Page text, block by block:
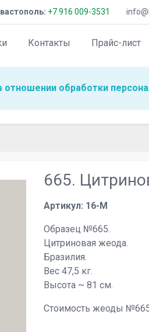
+7 916 009-3531
Контакты Прайс-лист
отношении обработки
665.
Артикул: 16-M
Образец №665.
Цитриновая жеода.
Бразилия.
Вес 47,5 кг.
Высота ~ 81 см.
Стоимость жеоды №665